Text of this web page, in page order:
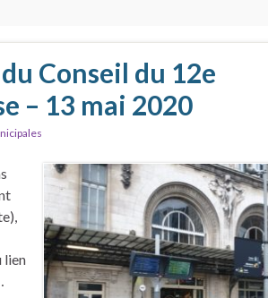
Conseil du 12e
– 13 mai 2020
lien